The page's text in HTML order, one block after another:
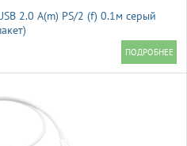
2.0 A(m) PS/2 (f) 0.1м серый